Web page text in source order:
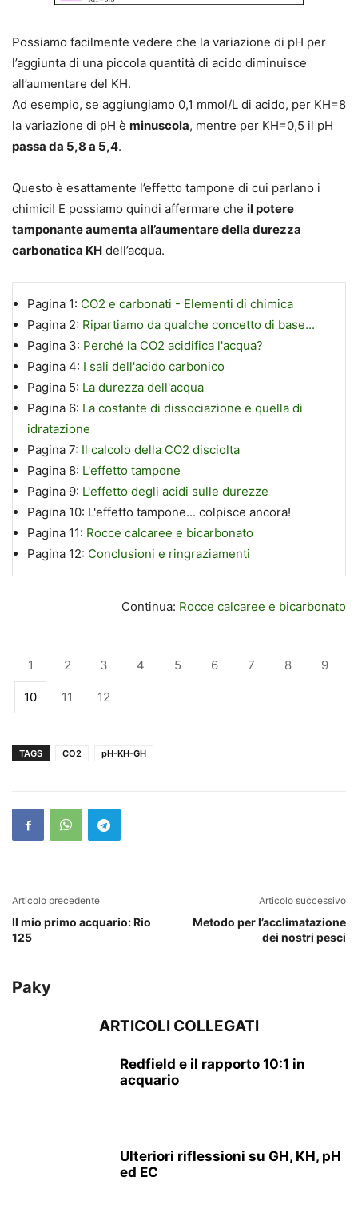
Possiamo facilmente vedere che la variazione di pH per
l’aggiunta di una piccola quantità di acido diminuisce
all’aumentare del KH.
Ad esempio, se aggiungiamo 0,1 mmol/L di acido, per KH=8
la variazione di pH è minuscola, mentre per KH=0,5 il pH
passa da 5,8 a 5,4.
Questo è esattamente l’effetto tampone di cui parlano i
chimici! E possiamo quindi affermare che il potere
tamponante aumenta all’aumentare della durezza
carbonatica KH dell’acqua.
Pagina 1: CO2 e carbonati - Elementi di chimica
Pagina 2: Ripartiamo da qualche concetto di base...
Pagina 3: Perché la CO2 acidifica l'acqua?
Pagina 4: I sali dell'acido carbonico
Pagina 5: La durezza dell'acqua
Pagina 6: La costante di dissociazione e quella di
idratazione
Pagina 7: Il calcolo della CO2 disciolta
Pagina 8: L'effetto tampone
Pagina 9: L'effetto degli acidi sulle durezze
Pagina 10: L'effetto tampone... colpisce ancora!
Pagina 11: Rocce calcaree e bicarbonato
Pagina 12: Conclusioni e ringraziamenti
Continua: Rocce calcaree e bicarbonato
1 2 3 4 5 6 7 8 9
10 11 12
TAGS CO2 pH-KH-GH
Articolo precedente
Il mio primo acquario: Rio
125
Articolo successivo
Metodo per l’acclimatazione
dei nostri pesci
Paky
ARTICOLI COLLEGATI
Redfield e il rapporto 10:1 in
acquario
Ulteriori riflessioni su GH, KH, pH
ed EC